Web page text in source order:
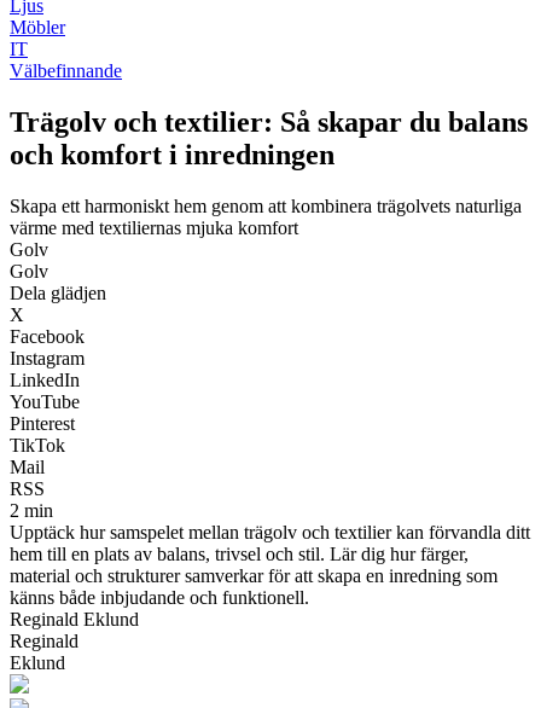
Ljus
Möbler
IT
Välbefinnande
Trägolv och textilier: Så skapar du balans
och komfort i inredningen
Skapa ett harmoniskt hem genom att kombinera trägolvets naturliga
värme med textiliernas mjuka komfort
Golv
Golv
Dela glädjen
X
Facebook
Instagram
LinkedIn
YouTube
Pinterest
TikTok
Mail
RSS
2 min
Upptäck hur samspelet mellan trägolv och textilier kan förvandla ditt
hem till en plats av balans, trivsel och stil. Lär dig hur färger,
material och strukturer samverkar för att skapa en inredning som
känns både inbjudande och funktionell.
Reginald Eklund
Reginald
Eklund